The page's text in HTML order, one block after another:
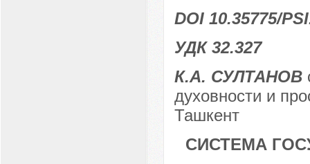
DOI 10.35775/
УДК 32.327
К.А. СУЛТАНОВ
духовности и
Ташкент
СИСТЕМА